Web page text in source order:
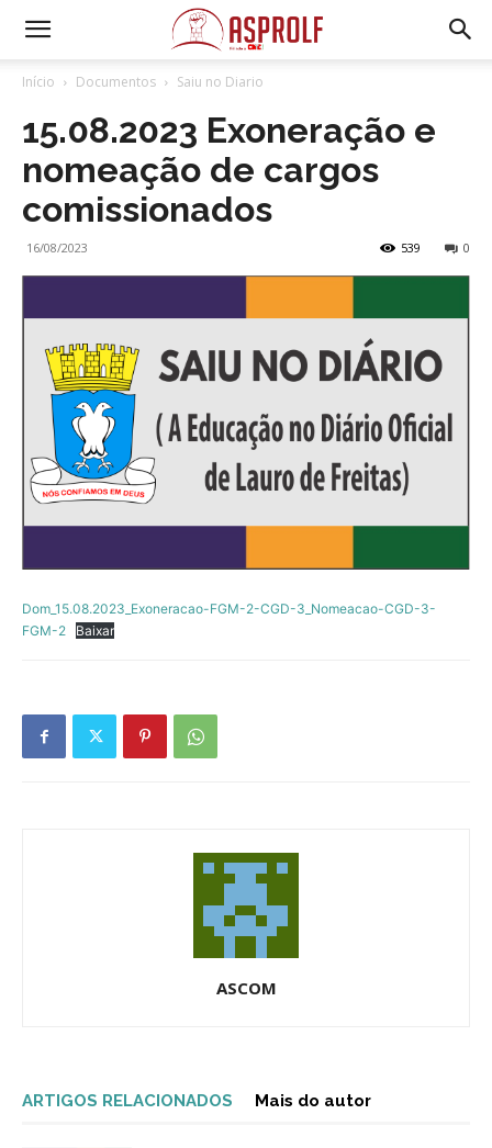
Início Documentos Saiu no Diario
15.08.2023 Exoneração e
nomeação de cargos
comissionados
16/08/2023 0
539
Dom_15.08.2023_Exoneracao-FGM-2-CGD-3_Nomeacao-CGD-3-
FGM-2
Baixar
ASCOM
ARTIGOS RELACIONADOS Mais do autor